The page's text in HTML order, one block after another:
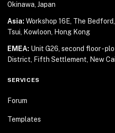
Okinawa, Japan
Asia: Workshop 16E, The
Tsui, Kowloon, Hong Kong
EMEA: Unit G26, second floor -
District, Fifth Settlement, New
SERVICES
Forum
Templates